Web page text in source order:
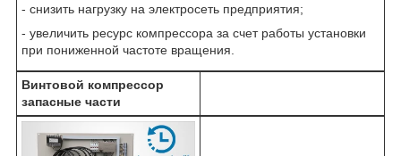
- снизить нагрузку на электросеть предприятия;
- увеличить ресурс компрессора за счет работы установки
при пониженной частоте вращения.
Винтовой компрессор
запасные части